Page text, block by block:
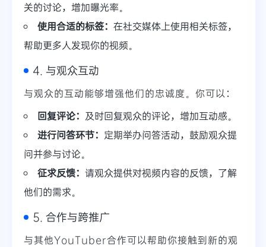
关的讨论，增加曝光率。
使用合适的标签： 在社交媒体上使用相关标签，
帮助更多人发现你的视频。
4. 与观众互动
与观众的互动能够增强他们的忠诚度。你可以：
回复评论： 及时回复观众的评论，增加互动感。
进行问答环节： 定期举办问答活动，鼓励观众提
问并参与讨论。
征求反馈： 请观众提供对视频内容的反馈，了解
他们的需求。
5. 合作与跨推广
与其他YouTuber合作可以帮助你接触到新的观